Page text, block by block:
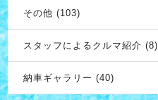
その他 (103)
スタッフによるクルマ紹介 (8)
納車ギャラリー (40)